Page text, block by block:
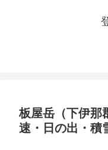
板屋岳（下伊那
速・日の出・積